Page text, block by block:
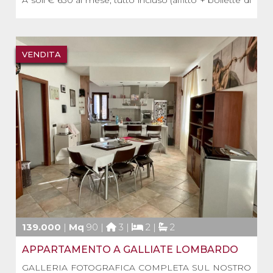
piano di una villetta a schiera di recente costruzione.
L’abitazione, [...]
VENDITA
139.000 | Mq 90 | 3 | 2 |
2
APPARTAMENTO A GALLIATE LOMBARDO
GALLERIA FOTOGRAFICA COMPLETA SUL NOSTRO